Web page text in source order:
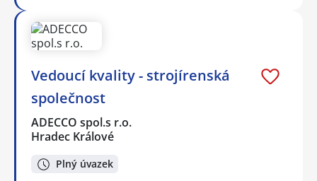
Vedoucí kvality - strojírenská
společnost
ADECCO spol.s r.o.
Hradec Králové
Plný úvazek